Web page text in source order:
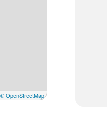
© OpenStreetMap